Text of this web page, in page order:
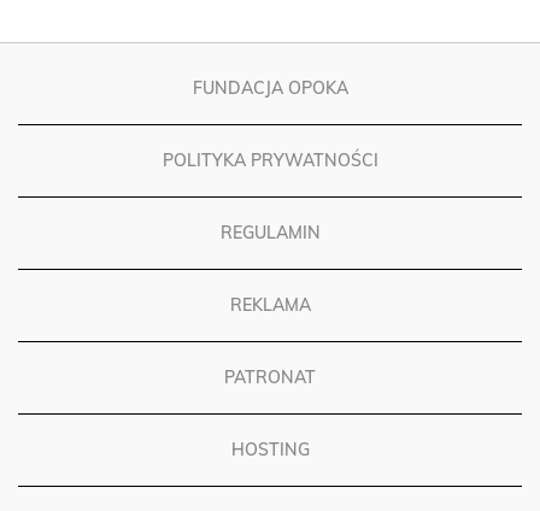
FUNDACJA OPOKA
POLITYKA PRYWATNOŚCI
REGULAMIN
REKLAMA
PATRONAT
HOSTING